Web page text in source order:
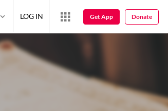
LOG IN Get App Donate